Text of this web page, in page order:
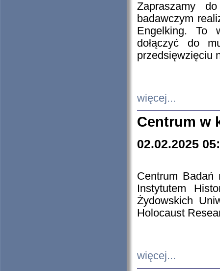
Zapraszamy
badawczym
Engelking. To
dołączyć do
przedsięwzięciu
więcej...
Centrum w
02.02.2025
Centrum Badań
Instytutem
Żydowskich
Holocaust
więcej...